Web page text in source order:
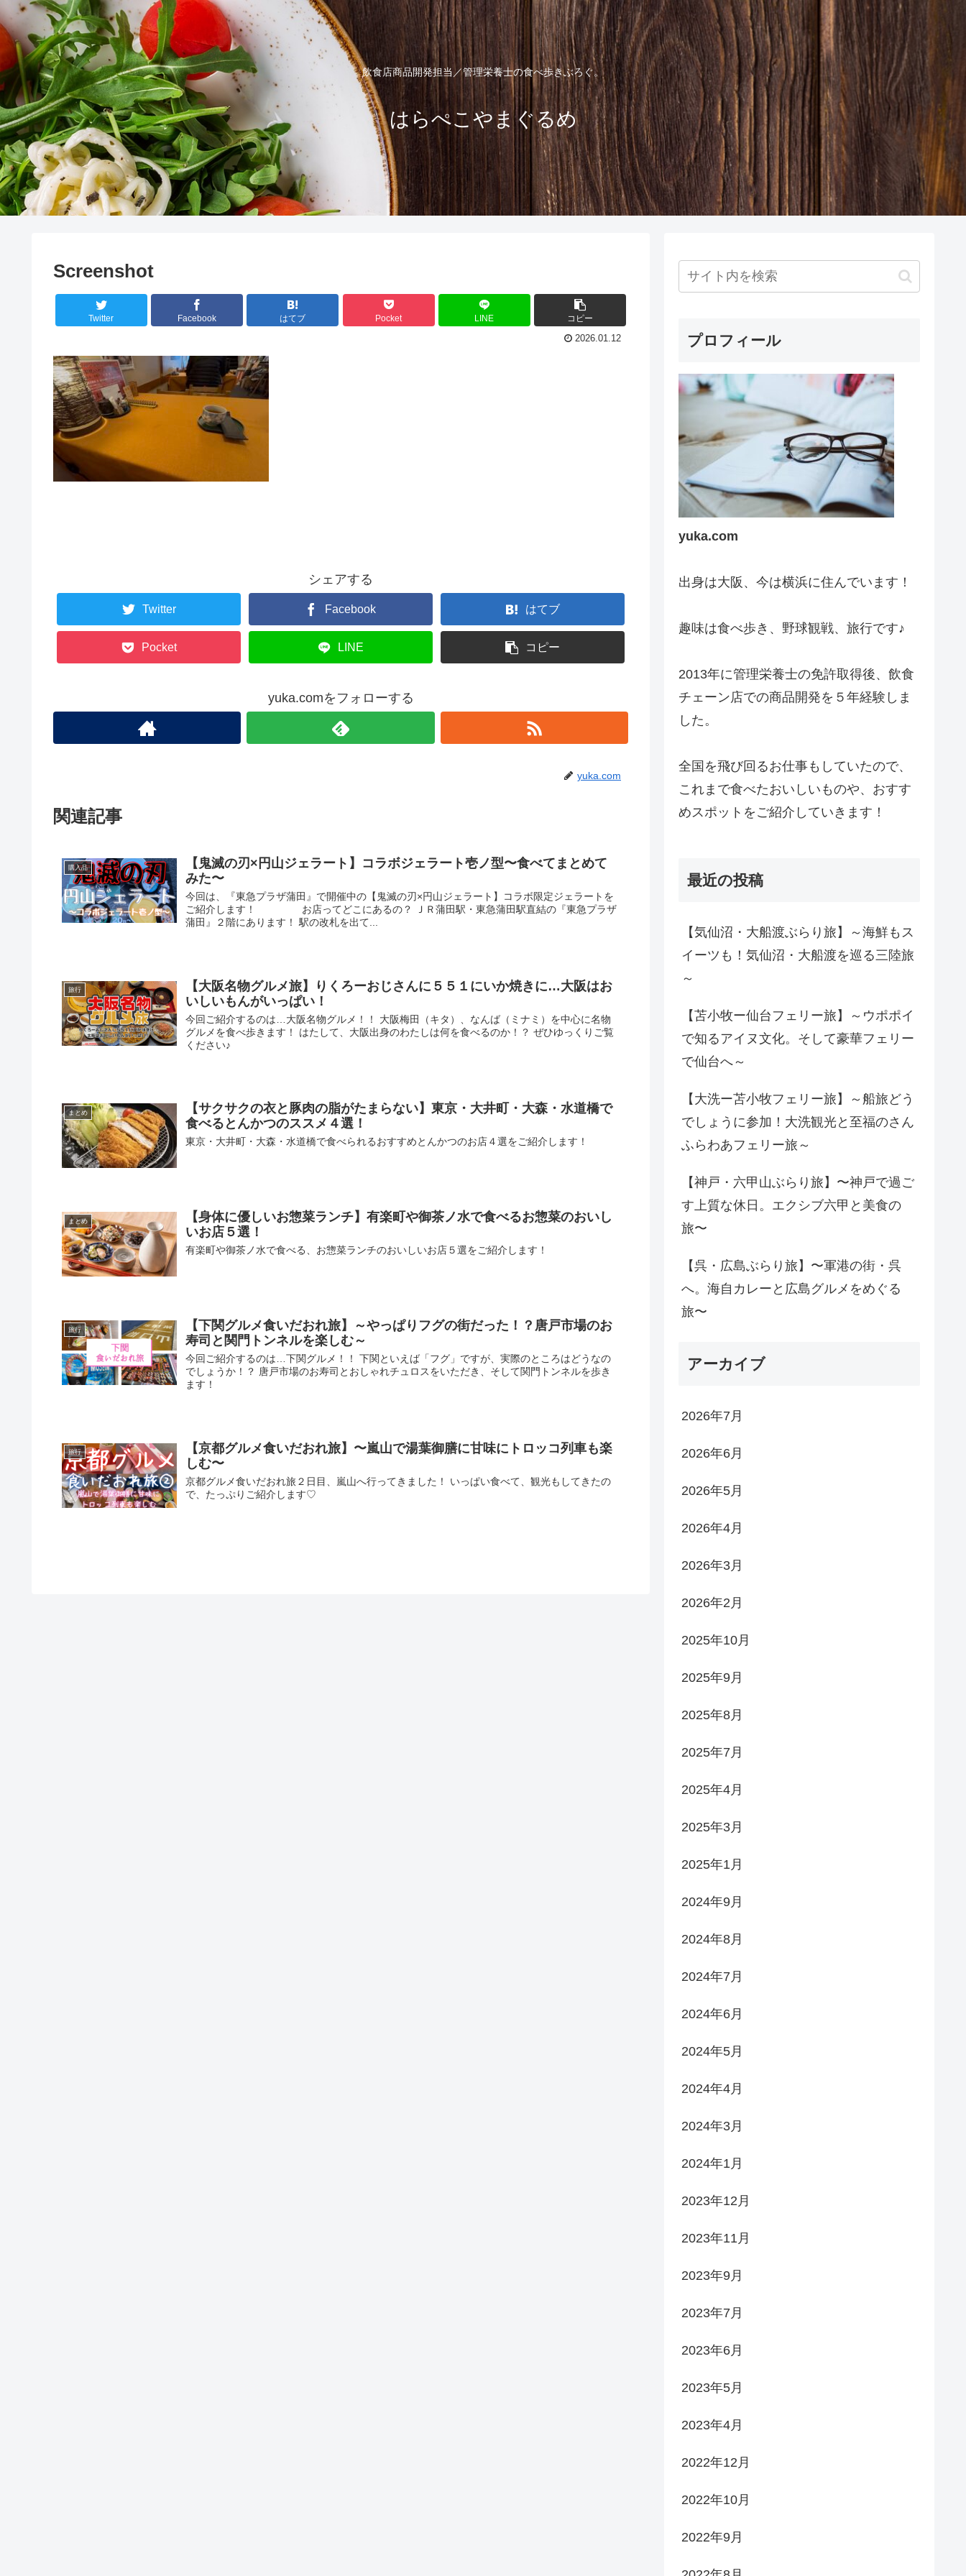
飲食店商品開発担当／管理栄養士の食べ歩きぶろぐ。
はらぺこやまぐるめ
Screenshot
Twitter Facebook はてブ Pocket LINE コピー
2026.01.12
シェアする
Twitter Facebook はてブ
Pocket LINE コピー
yuka.comをフォローする
yuka.com
関連記事
購入品
【鬼滅の刃×円山ジェラート】コラボジェラート壱ノ型〜食べてまとめて
みた〜
今回は、『東急プラザ蒲田』で開催中の【鬼滅の刃×円山ジェラート】コラボ限定ジェラートを
ご紹介します！ お店ってどこにあるの？ ＪＲ蒲田駅・東急蒲田駅直結の『東急プラザ
蒲田』２階にあります！ 駅の改札を出て...
旅行
【大阪名物グルメ旅】りくろーおじさんに５５１にいか焼きに…大阪はお
いしいもんがいっぱい！
今回ご紹介するのは…大阪名物グルメ！！ 大阪梅田（キタ）、なんば（ミナミ）を中心に名物
グルメを食べ歩きます！ はたして、大阪出身のわたしは何を食べるのか！？ ぜひゆっくりご覧
ください♪
まとめ
【サクサクの衣と豚肉の脂がたまらない】東京・大井町・大森・水道橋で
食べるとんかつのススメ４選！
東京・大井町・大森・水道橋で食べられるおすすめとんかつのお店４選をご紹介します！
まとめ
【身体に優しいお惣菜ランチ】有楽町や御茶ノ水で食べるお惣菜のおいし
いお店５選！
有楽町や御茶ノ水で食べる、お惣菜ランチのおいしいお店５選をご紹介します！
旅行
【下関グルメ食いだおれ旅】～やっぱりフグの街だった！？唐戸市場のお
寿司と関門トンネルを楽しむ～
今回ご紹介するのは…下関グルメ！！ 下関といえば「フグ」ですが、実際のところはどうなの
でしょうか！？ 唐戸市場のお寿司とおしゃれチュロスをいただき、そして関門トンネルを歩き
ます！
旅行
【京都グルメ食いだおれ旅】〜嵐山で湯葉御膳に甘味にトロッコ列車も楽
しむ〜
京都グルメ食いだおれ旅２日目、嵐山へ行ってきました！ いっぱい食べて、観光もしてきたの
で、たっぷりご紹介します♡
プロフィール
yuka.com
出身は大阪、今は横浜に住んでいます！
趣味は食べ歩き、野球観戦、旅行です♪
2013年に管理栄養士の免許取得後、飲食
チェーン店での商品開発を５年経験しま
した。
全国を飛び回るお仕事もしていたので、
これまで食べたおいしいものや、おすす
めスポットをご紹介していきます！
最近の投稿
【気仙沼・大船渡ぶらり旅】～海鮮もス
イーツも！気仙沼・大船渡を巡る三陸旅
～
【苫小牧ー仙台フェリー旅】～ウポポイ
で知るアイヌ文化。そして豪華フェリー
で仙台へ～
【大洗ー苫小牧フェリー旅】～船旅どう
でしょうに参加！大洗観光と至福のさん
ふらわあフェリー旅～
【神戸・六甲山ぶらり旅】〜神戸で過ご
す上質な休日。エクシブ六甲と美食の
旅〜
【呉・広島ぶらり旅】〜軍港の街・呉
へ。海自カレーと広島グルメをめぐる
旅〜
アーカイブ
2026年7月
2026年6月
2026年5月
2026年4月
2026年3月
2026年2月
2025年10月
2025年9月
2025年8月
2025年7月
2025年4月
2025年3月
2025年1月
2024年9月
2024年8月
2024年7月
2024年6月
2024年5月
2024年4月
2024年3月
2024年1月
2023年12月
2023年11月
2023年9月
2023年7月
2023年6月
2023年5月
2023年4月
2022年12月
2022年10月
2022年9月